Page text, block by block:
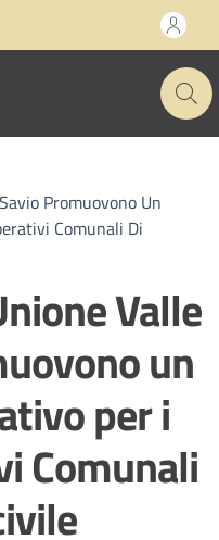
Promuovono Un
Comunali Di
Valle
un
per i
Comunali